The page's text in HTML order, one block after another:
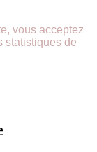
vous acceptez
statistiques de